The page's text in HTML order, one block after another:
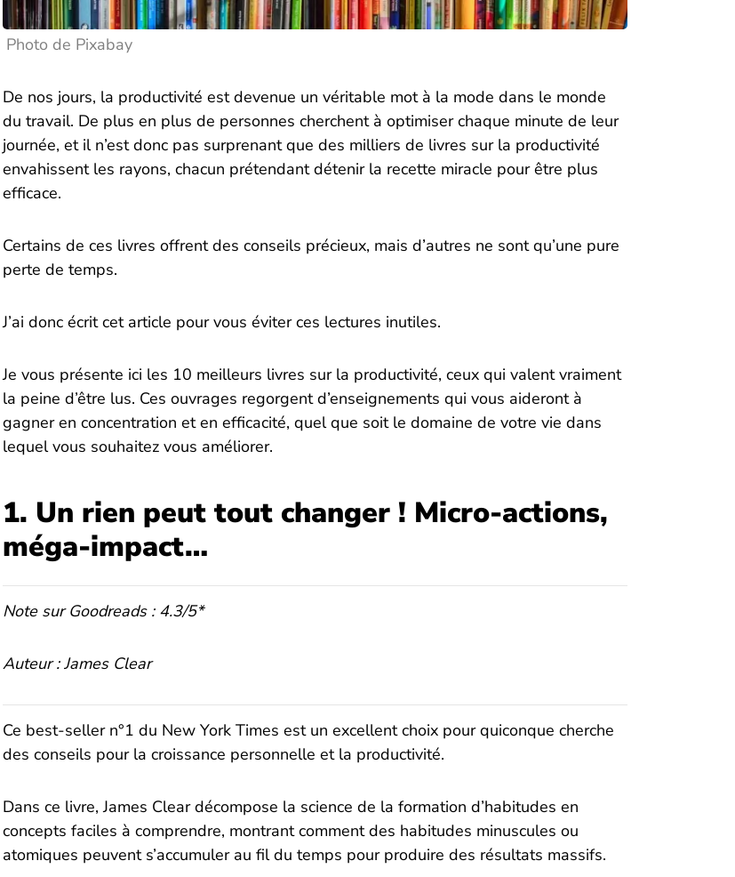
Photo de Pixabay
De nos jours, la productivité est devenue un véritable mot à la mode dans le monde
du travail. De plus en plus de personnes cherchent à optimiser chaque minute de leur
journée, et il n’est donc pas surprenant que des milliers de livres sur la productivité
envahissent les rayons, chacun prétendant détenir la recette miracle pour être plus
efficace.
Certains de ces livres offrent des conseils précieux, mais d’autres ne sont qu’une pure
perte de temps.
J’ai donc écrit cet article pour vous éviter ces lectures inutiles.
Je vous présente ici les 10 meilleurs livres sur la productivité, ceux qui valent vraiment
la peine d’être lus. Ces ouvrages regorgent d’enseignements qui vous aideront à
gagner en concentration et en efficacité, quel que soit le domaine de votre vie dans
lequel vous souhaitez vous améliorer.
1. Un rien peut tout changer ! Micro-actions,
méga-impact…
Note sur Goodreads : 4.3/5*
Auteur : James Clear
Ce best-seller n°1 du New York Times est un excellent choix pour quiconque cherche
des conseils pour la croissance personnelle et la productivité.
Dans ce livre, James Clear décompose la science de la formation d’habitudes en
concepts faciles à comprendre, montrant comment des habitudes minuscules ou
atomiques peuvent s’accumuler au fil du temps pour produire des résultats massifs.